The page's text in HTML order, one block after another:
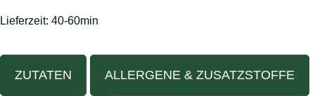
Lieferzeit: 40-60min
ZUTATEN ALLERGENE & ZUSATZSTOFFE